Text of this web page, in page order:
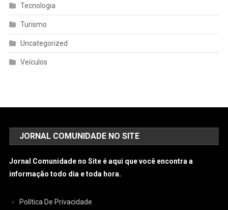
Tecnologia
Turismo
Uncategorized
Veículos
JORNAL COMUNIDADE NO SITE
Jornal Comunidade no Site é aqui que você encontra a
informação todo dia e toda hora.
Política De Privacidade